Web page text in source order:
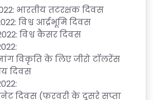
भारतीयतटरक्षकदिवस
विश्व आर्द्रभूमिदिवस
विश्वकैंसरदिवस
विकृतिकेलिएजीरोटॉलरेंस
दिवस
दिवस (फरवरीकेदूसरेसप्ता